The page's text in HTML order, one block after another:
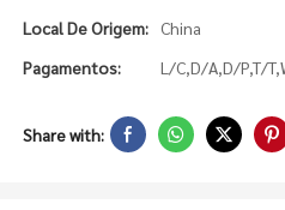
Local De Origem:
China
Pagamentos:
L/C,D/A,D/P,T/
Share with: